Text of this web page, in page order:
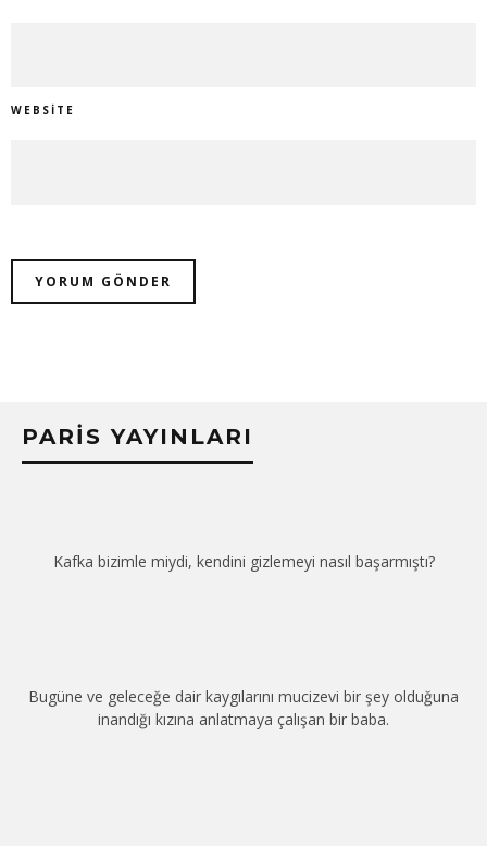
WEBSITE
PARIS YAYINLARI
Kafka bizimle miydi, kendini gizlemeyi nasıl başarmıştı?
Bugüne ve geleceğe dair kaygılarını mucizevi bir şey olduğuna
inandığı kızına anlatmaya çalışan bir baba.